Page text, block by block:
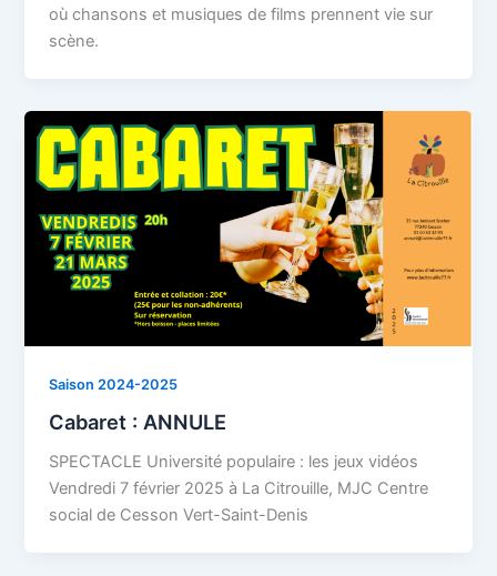
où chansons et musiques de films prennent vie sur
scène.
Saison 2024-2025
Cabaret : ANNULE
SPECTACLE Université populaire : les jeux vidéos
Vendredi 7 février 2025 à La Citrouille, MJC Centre
social de Cesson Vert-Saint-Denis